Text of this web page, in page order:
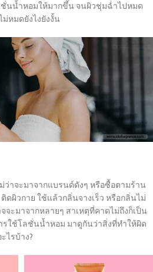
นน้ำหอมให้มากขึ้น จนผิวชุ่มฉ่ำไปหมด
หมดยังไงยังงั้น
ว่าจะมาจากแบรนด์ดังๆ หรือซื้อตามร้าน
ดผิวกาย ใช้แล้วกลิ่นจางเร็ว หรือกลิ่นไม่
ะมาจากหลายๆ สาเหตุที่คาดไม่ถึงก็เป็น
รใช้โลชั่นน้ำหอม มาดูกันว่าสิ่งที่ทำให้ผิด
ไรบ้าง?